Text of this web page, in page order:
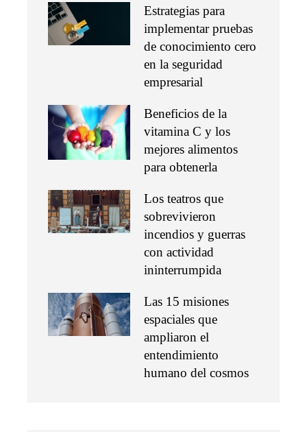
Estrategias para
implementar pruebas
de conocimiento cero
en la seguridad
empresarial
Beneficios de la
vitamina C y los
mejores alimentos
para obtenerla
Los teatros que
sobrevivieron
incendios y guerras
con actividad
ininterrumpida
Las 15 misiones
espaciales que
ampliaron el
entendimiento
humano del cosmos